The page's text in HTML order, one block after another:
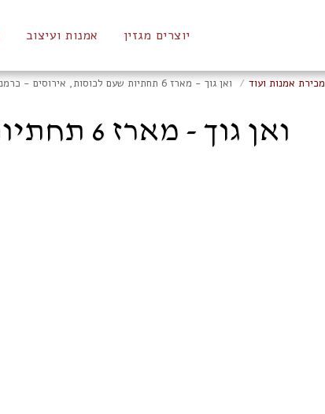
יוצרים מגזין אמנות ועיצוב
מכירת אמנות ועוד ואן גוך - מארז 6 תחתיות שעם לכוסות, אירוסים - כרמני
ואן גוך - מארז 6 תחתיות שעם לכוסות, אירוסים - כרמני